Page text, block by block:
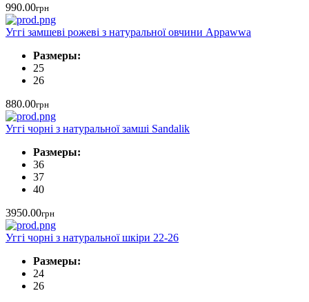
990.00грн
Уггі замшеві рожеві з натуральної овчини Appawwa
Размеры:
25
26
880.00грн
Уггі чорні з натуральної замші Sandalik
Размеры:
36
37
40
3950.00грн
Уггі чорні з натуральної шкіри 22-26
Размеры:
24
26